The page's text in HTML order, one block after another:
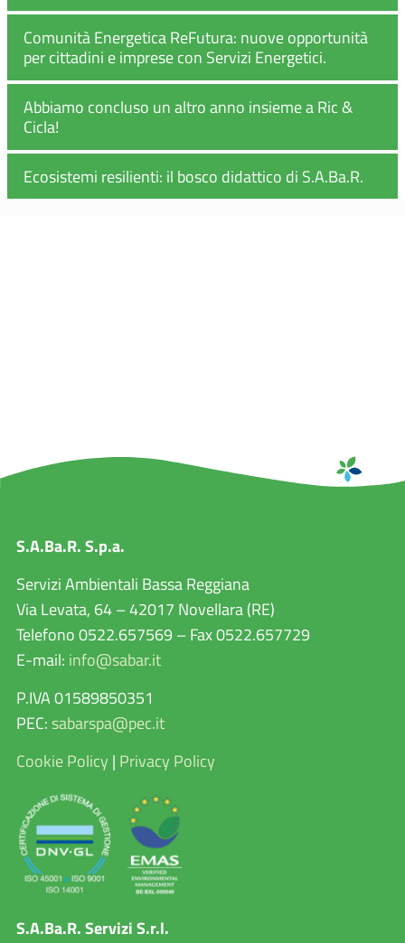
Comunità Energetica ReFutura: nuove opportunità
per cittadini e imprese con Servizi Energetici.
Abbiamo concluso un altro anno insieme a Ric &
Cicla!
Ecosistemi resilienti: il bosco didattico di S.A.Ba.R.
S.A.Ba.R. S.p.a.
Servizi Ambientali Bassa Reggiana
Via Levata, 64 – 42017 Novellara (RE)
Telefono 0522.657569 – Fax 0522.657729
E-mail: info@sabar.it
P.IVA 01589850351
PEC: sabarspa@pec.it
Cookie Policy | Privacy Policy
S.A.Ba.R. Servizi S.r.l.